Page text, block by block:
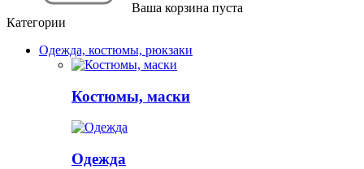
Ваша корзина пуста
Категории
Одежда, костюмы, рюкзаки
Костюмы, маски
Одежда